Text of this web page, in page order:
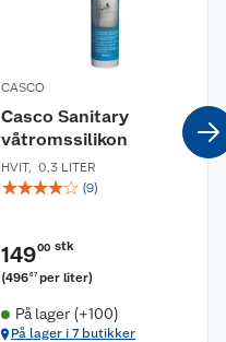
CASCO
Casco Sanitary
våtromssilikon
HVIT, 0,3 LITER
☆☆☆☆☆ (9)
14900 stk
(496 67 per liter)
På lager (+100)
På lager i 7 butikker